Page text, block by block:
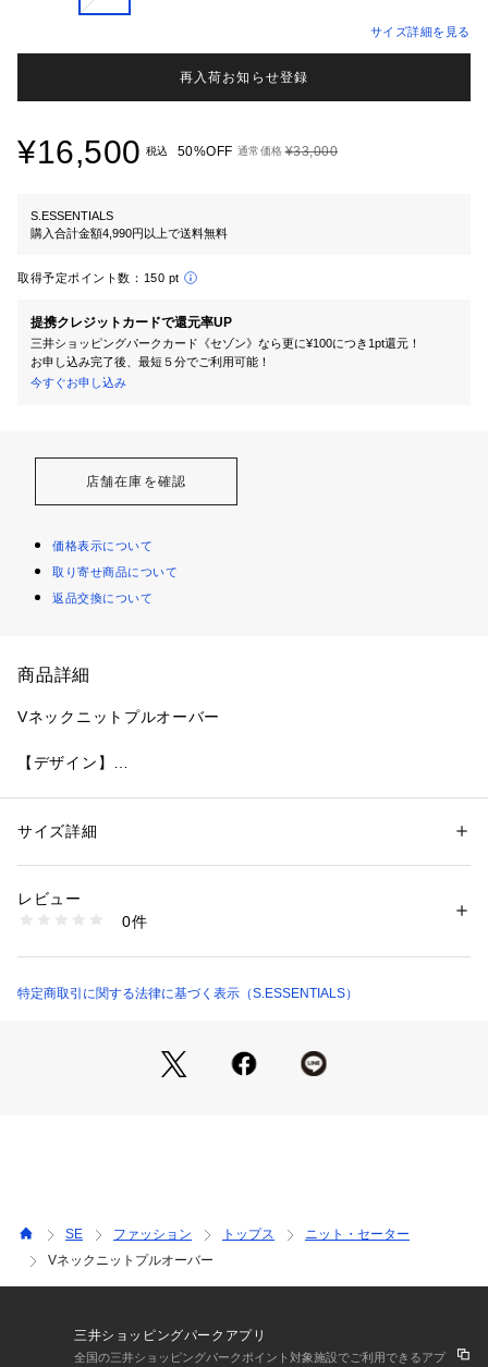
サイズ詳細を見る
再入荷お知らせ登録
¥16,500 税込 50%OFF 通常価格 ¥33,000
S.ESSENTIALS
購入合計金額4,990円以上で送料無料
取得予定ポイント数： 150 pt
提携クレジットカードで還元率UP
三井ショッピングパークカード《セゾン》なら更に¥100につき1pt還元！
お申し込み完了後、最短５分でご利用可能！
今すぐお申し込み
店舗在庫を確認
価格表示について
取り寄せ商品について
返品交換について
商品詳細
Vネックニットプルオーバー
【デザイン】
す。
肌離れが良く、これからの季節に重宝する1着です。
実際の商品とイメージ、仕様が異なる場合がございます。
性別：レディース
素材：綿50% ポリエステル50%
商品番号：
P6N18542-- （ショップ）
サイズ詳細
レビュー
0件
特定商取引に関する法律に基づく表示（S.ESSENTIALS）
SE ファッション トップス
ニット・セーター
Vネックニットプルオーバー
三井ショッピングパークアプリ
全国の三井ショッピングパークポイント対象施設でご利用できるアプ